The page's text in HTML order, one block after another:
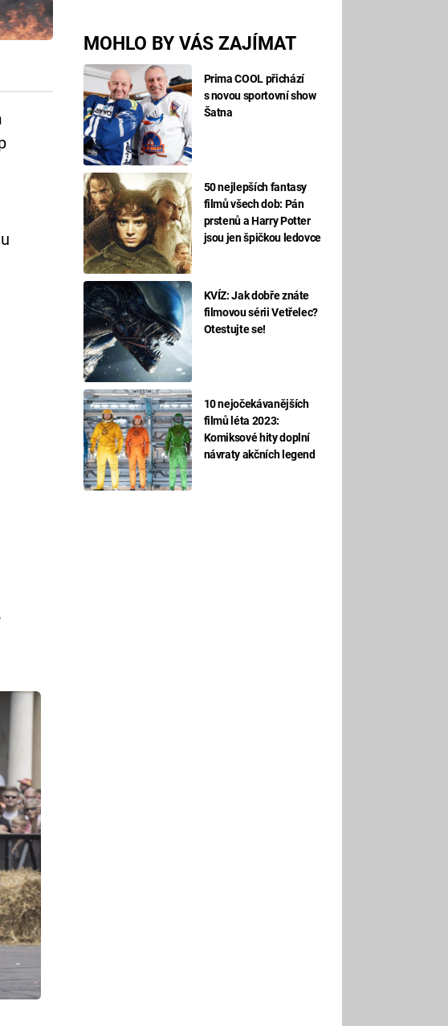
MOHLO BY VÁS ZAJÍMAT
Prima COOL přichází
s novou sportovní show
Šatna
50 nejlepších fantasy
filmů všech dob: Pán
prstenů a Harry Potter
jsou jen špičkou ledovce
KVÍZ: Jak dobře znáte
filmovou sérii Vetřelec?
Otestujte se!
10 nejočekávanějších
filmů léta 2023:
Komiksové hity doplní
návraty akčních legend